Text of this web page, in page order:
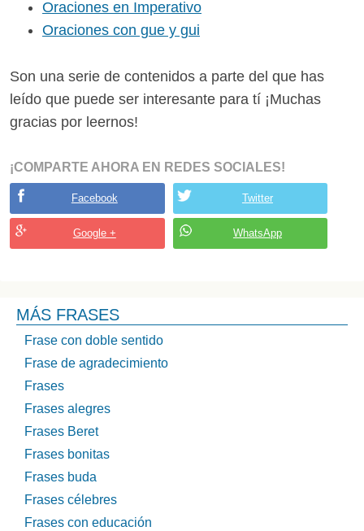
Oraciones en Imperativo
Oraciones con gue y gui
Son una serie de contenidos a parte del que has
leído que puede ser interesante para tí ¡Muchas
gracias por leernos!
¡COMPARTE AHORA EN REDES SOCIALES!
Facebook Twitter
Google + WhatsApp
MÁS FRASES
Frase con doble sentido
Frase de agradecimiento
Frases
Frases alegres
Frases Beret
Frases bonitas
Frases buda
Frases célebres
Frases con educación